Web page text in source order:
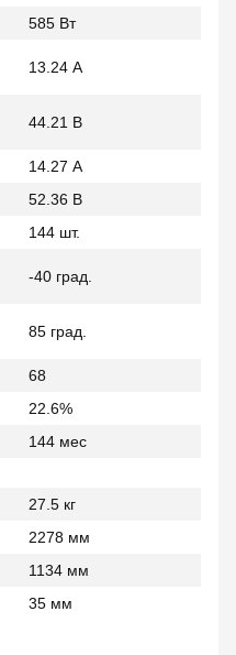
585 Вт
13.24 А
44.21 В
14.27 А
52.36 В
144 шт.
-40 град.
85 град.
68
22.6%
144 мес
27.5 кг
2278 мм
1134 мм
35 мм